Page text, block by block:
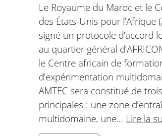
Le Royaume du Maroc et le
des États-Unis pour l’Afrique
signé un protocole d’accord
au quartier général
le Centre africain de
d’expérimentation
AMTEC sera constitué de
principales : une zone
multidomaine, une… Lire la